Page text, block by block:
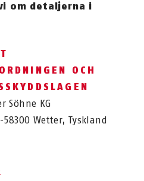
om detaljerna i
OCH
Söhne KG
Wetter, Tyskland